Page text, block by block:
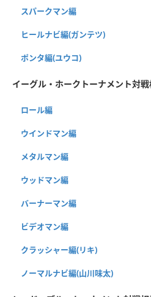
スパークマン編
ヒールナビ編(ガンテツ)
ポンタ編(ユウコ)
イーグル・ホークトーナメント対
ロール編
ウインドマン編
メタルマン編
ウッドマン編
バーナーマン編
ビデオマン編
クラッシャー編(リキ)
ノーマルナビ編(山川味太)